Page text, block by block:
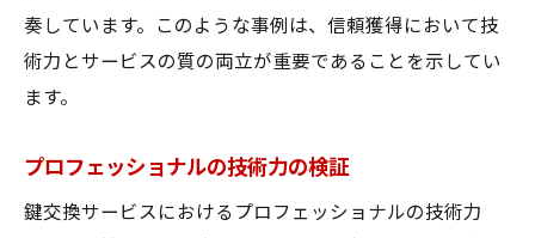
奏しています。このような事例は、信頼獲得において技
術力とサービスの質の両立が重要であることを示してい
ます。
プロフェッショナルの技術力の検証
鍵交換サービスにおけるプロフェッショナルの技術力